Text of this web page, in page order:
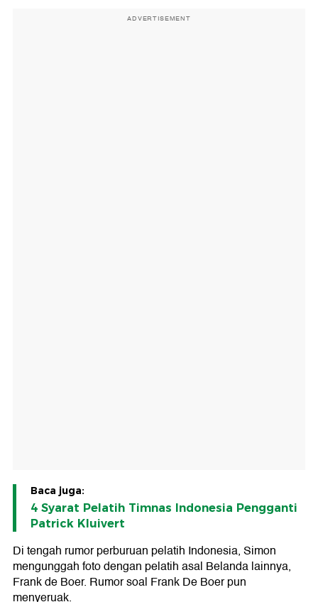
ADVERTISEMENT
Baca juga:
4 Syarat Pelatih Timnas Indonesia Pengganti
Patrick Kluivert
Di tengah rumor perburuan pelatih Indonesia, Simon
mengunggah foto dengan pelatih asal Belanda lainnya,
Frank de Boer. Rumor soal Frank De Boer pun
menyeruak.